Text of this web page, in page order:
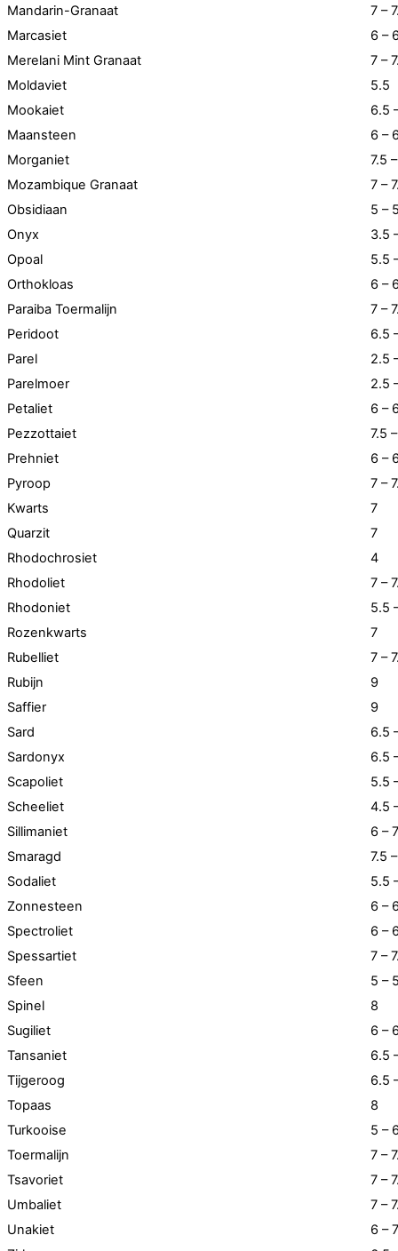
Mandarin-Granaat
7 –
Marcasiet
6 –
Merelani Mint Granaat
7 –
Moldaviet
5.5
Mookaiet
6.5
Maansteen
6 –
Morganiet
7.5
Mozambique Granaat
7 –
Obsidiaan
5 –
Onyx
3.5
Opoal
5.5
Orthokloas
6 –
Paraiba Toermalijn
7 –
Peridoot
6.5
Parel
2.5
Parelmoer
2.5
Petaliet
6 –
Pezzottaiet
7.5
Prehniet
6 –
Pyroop
7 –
Kwarts
7
Quarzit
7
Rhodochrosiet
4
Rhodoliet
7 –
Rhodoniet
5.5
Rozenkwarts
7
Rubelliet
7 –
Rubijn
9
Saffier
9
Sard
6.5
Sardonyx
6.5
Scapoliet
5.5
Scheeliet
4.5
Sillimaniet
6 – 7
Smaragd
7.5
Sodaliet
5.5
Zonnesteen
6 –
Spectroliet
6 –
Spessartiet
7 –
Sfeen
5 –
Spinel
8
Sugiliet
6 –
Tansaniet
6.5
Tijgeroog
6.5
Topaas
8
Turkooise
5 –
Toermalijn
7 –
Tsavoriet
7 –
Umbaliet
7 –
Unakiet
6 – 7